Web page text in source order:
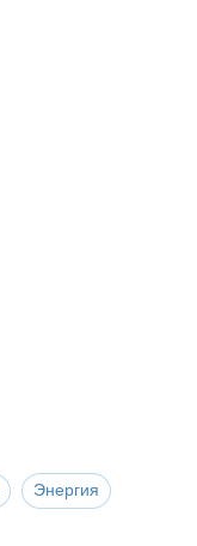
Энергия